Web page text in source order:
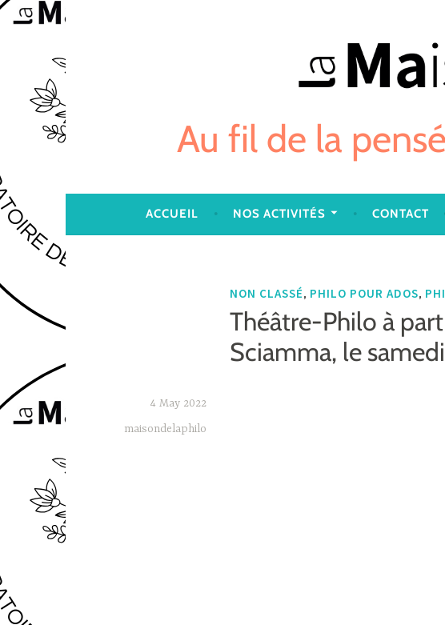
content
Au fil de la
ACCUEIL NOS ACTIVITÉS CONTACT
NON CLASSÉ, PHILO POUR ADOS,
Théâtre-Philo à
Sciamma, le
4 May 2022
maisondelaphilo